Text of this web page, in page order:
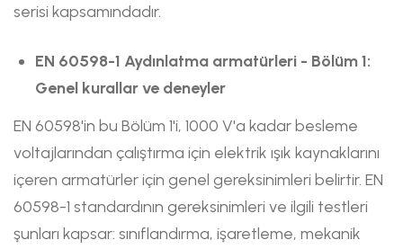
serisi kapsamındadır.
EN 60598-1 Aydınlatma armatürleri - Bölüm 1:
Genel kurallar ve deneyler
EN 60598'in bu Bölüm 1'i, 1000 V'a kadar besleme
voltajlarından çalıştırma için elektrik ışık kaynaklarını
içeren armatürler için genel gereksinimleri belirtir. EN
60598-1 standardının gereksinimleri ve ilgili testleri
şunları kapsar: sınıflandırma, işaretleme, mekanik